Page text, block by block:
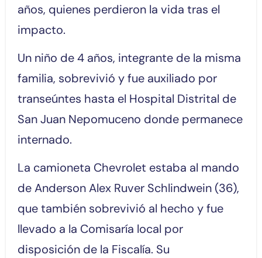
años, quienes perdieron la vida tras el
impacto.
Un niño de 4 años, integrante de la misma
familia, sobrevivió y fue auxiliado por
transeúntes hasta el Hospital Distrital de
San Juan Nepomuceno donde permanece
internado.
La camioneta Chevrolet estaba al mando
de Anderson Alex Ruver Schlindwein (36),
que también sobrevivió al hecho y fue
llevado a la Comisaría local por
disposición de la Fiscalía. Su